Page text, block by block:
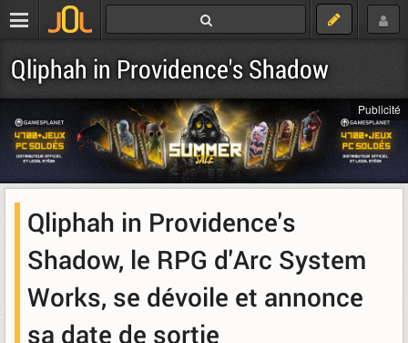
Qliphah in Providence's Shadow
Publicité
Qliphah in Providence's
Shadow, le RPG d'Arc System
Works, se dévoile et annonce
sa date de sortie